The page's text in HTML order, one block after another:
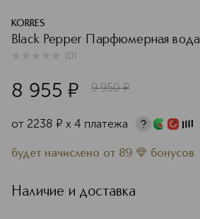
KORRES
Black Pepper Парфюмерная вода
(0)
8 955 ¤ 9 950 ¤
от 2238 ¤ х 4 платежа
будет начислено от 89 бонусов
Наличие и доставка